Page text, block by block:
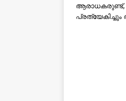
ആരാധകരുണ്ട്,
പ്രത്യേകിച്ചും